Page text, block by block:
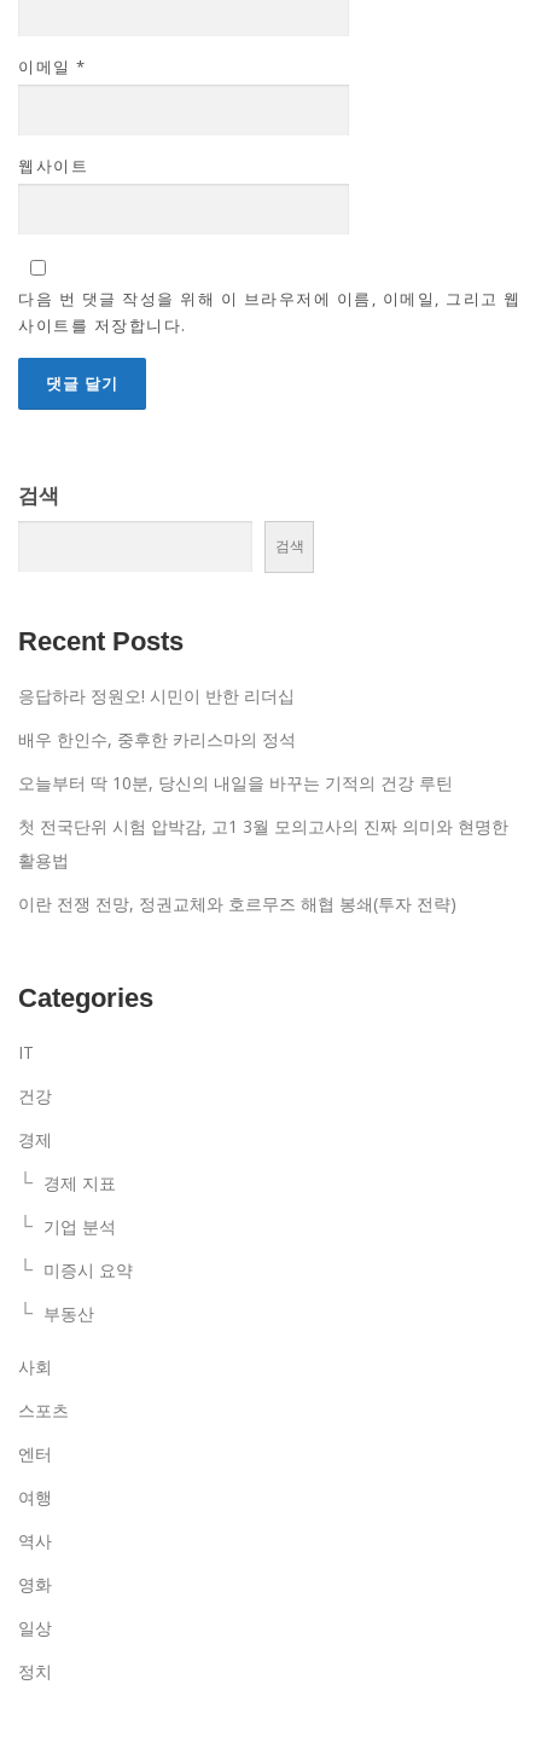
이메일 *
웹사이트
다음 번 댓글 작성을 위해 이 브라우저에 이름, 이메일, 그리고 웹
사이트를 저장합니다.
검색
검색
Recent Posts
응답하라 정원오! 시민이 반한 리더십
배우 한인수, 중후한 카리스마의 정석
오늘부터 딱 10분, 당신의 내일을 바꾸는 기적의 건강 루틴
첫 전국단위 시험 압박감, 고1 3월 모의고사의 진짜 의미와 현명한
활용법
이란 전쟁 전망, 정권교체와 호르무즈 해협 봉쇄(투자 전략)
Categories
IT
건강
경제
경제 지표
기업 분석
미증시 요약
부동산
사회
스포츠
엔터
여행
역사
영화
일상
정치